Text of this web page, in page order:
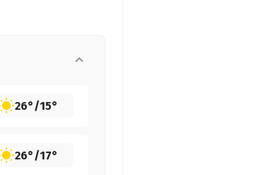
26°/15°
26°/17°